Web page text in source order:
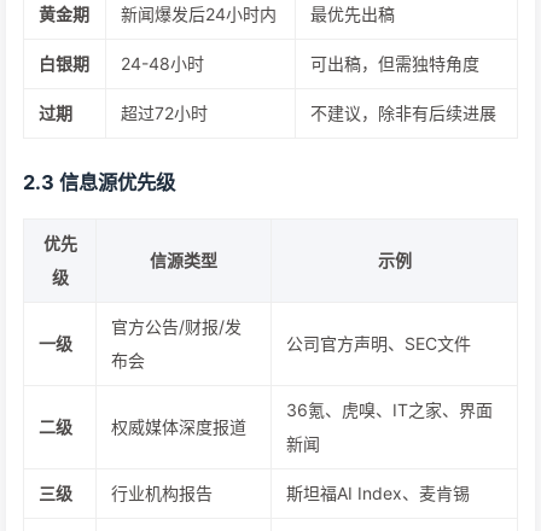
黄金期 新闻爆发后24小时内 最优先出稿
白银期 24-48小时 可出稿，但需独特角度
过期 超过72小时 不建议，除非有后续进展
2.3 信息源优先级
优先
级
信源类型 示例
一级
官方公告/财报/发
布会
公司官方声明、SEC文件
二级 权威媒体深度报道
36氪、虎嗅、IT之家、界面
新闻
三级 行业机构报告 斯坦福AI Index、麦肯锡